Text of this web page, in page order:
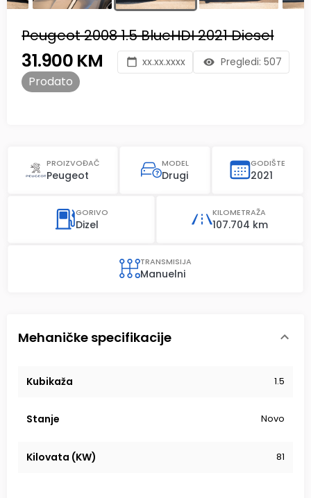
Peugeot 2008 1.5 BlueHDI 2021 Diesel
31.900 KM
Prodato
xx.xx.xxxx Pregledi: 507
PROIZVOĐAČ
Peugeot
MODEL
Drugi
GODIŠTE
2021
GORIVO
Dizel
KILOMETRAŽA
107.704 km
TRANSMISIJA
Manuelni
Mehaničke specifikacije
Kubikaža 1.5
Stanje Novo
Kilovata (KW) 81